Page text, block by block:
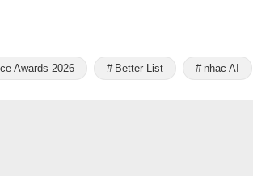
Awards 2026 Better List nhạc AI